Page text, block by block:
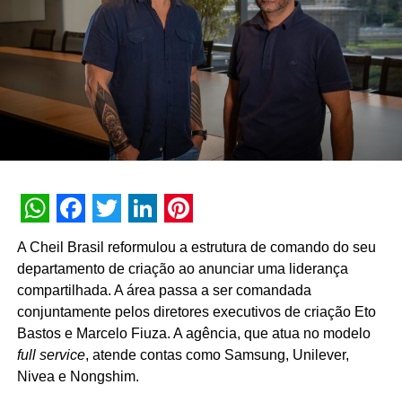
Em todas as frentes de negócios, o seu papel é promover
ideias, reunir líderes e apoiar o crescimento do setor de
turismo de negócios, baseando-se em três pilares:
Relacionamento, Geração de Negócios e Conteúdo.
TÓPICOS RELACIONADOS:
FIAP revela brasileiros no júri presencial do
Festival em Miami
ViewSonic estrutura política de canais no Brasil e
nomeia Country Manager para a região
WhatsApp
Facebook
Twitter
LinkedIn
Pinterest
A Cheil Brasil reformulou a estrutura de comando do seu
departamento de criação ao anunciar uma liderança
compartilhada. A área passa a ser comandada
conjuntamente pelos diretores executivos de criação Eto
Bastos e Marcelo Fiuza. A agência, que atua no modelo
full service, atende contas como Samsung, Unilever,
Nivea e Nongshim.